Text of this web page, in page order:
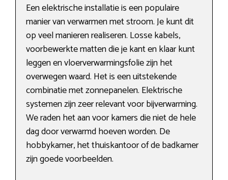
Een elektrische installatie is een populaire
manier van verwarmen met stroom. Je kunt dit
op veel manieren realiseren. Losse kabels,
voorbewerkte matten die je kant en klaar kunt
leggen en vloerverwarmingsfolie zijn het
overwegen waard. Het is een uitstekende
combinatie met zonnepanelen. Elektrische
systemen zijn zeer relevant voor bijverwarming.
We raden het aan voor kamers die niet de hele
dag door verwarmd hoeven worden. De
hobbykamer, het thuiskantoor of de badkamer
zijn goede voorbeelden.